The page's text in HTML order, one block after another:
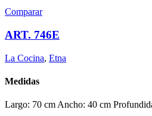
Comparar
ART. 746E
La Cocina, Etna
Medidas
Largo: 70 cm Ancho: 40 cm